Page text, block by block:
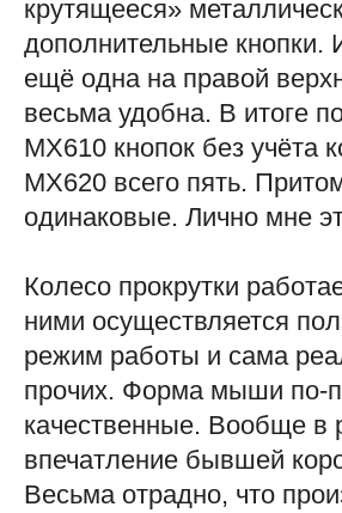
крутящееся»
дополнительные кнопки.
ещё одна на правой
весьма удобна. В итоге
MX610 кнопок без учёта
MX620 всего пять.
одинаковые. Лично мне
Колесо прокрутки
ними осуществляется
режим работы и сама
прочих. Форма мыши по-
качественные. Вообще в
впечатление бывшей
Весьма отрадно, что